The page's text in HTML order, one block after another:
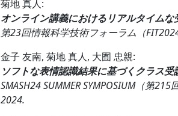
菊地 真人:
オンライン講義におけるリアルタイム
第23回情報科学技術フォーラム（
金子 友南, 菊地 真人, 大囿 忠親:
ソフトな表情認識結果に基づくクラス
SMASH24 SUMMER SYMPOSIUM（第
2024.